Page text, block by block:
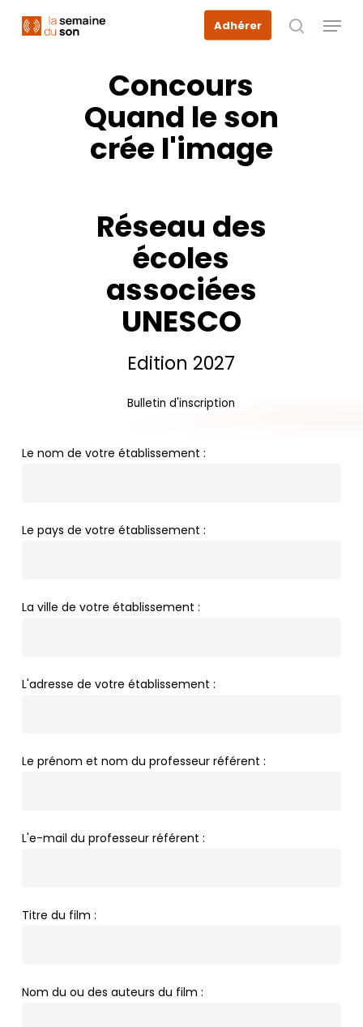
Adhérer
recherche
Menu
Concours
Quand leson
créel'image
Réseau des
écoles
associées
UNESCO
Edition 2027
Bulletin d'inscription
Le nom de votre établissement :
Le pays de votre établissement :
La ville de votre établissement :
L'adresse de votre établissement :
Le prénom et nom du professeur référent :
L'e-mail du professeur référent :
Titre du film :
Nom du ou des auteurs du film :